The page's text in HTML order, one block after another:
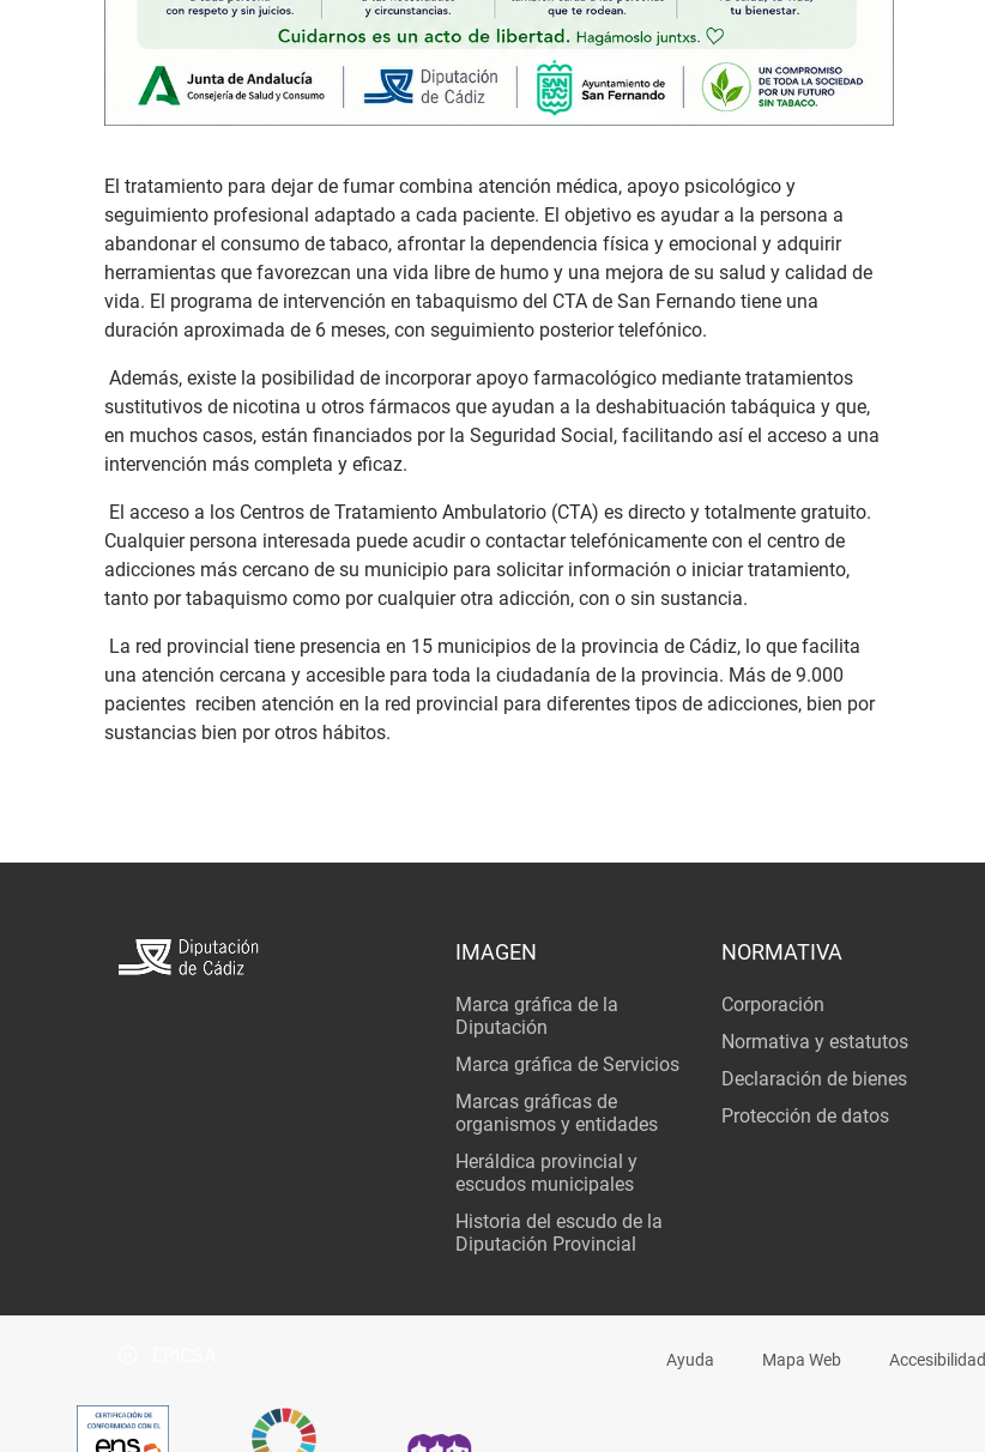
El tratamiento para dejar de fumar combina atención médica, apoyo psicológico y
seguimiento profesional adaptado a cada paciente. El objetivo es ayudar a la persona a
abandonar el consumo de tabaco, afrontar la dependencia física y emocional y adquirir
herramientas que favorezcan una vida libre de humo y una mejora de su salud y calidad de
vida. El programa de intervención en tabaquismo del CTA de San Fernando tiene una
duración aproximada de 6 meses, con seguimiento posterior telefónico.
Además, existe la posibilidad de incorporar apoyo farmacológico mediante tratamientos
sustitutivos de nicotina u otros fármacos que ayudan a la deshabituación tabáquica y que,
en muchos casos, están financiados por la Seguridad Social, facilitando así el acceso a una
intervención más completa y eficaz.
El acceso a los Centros de Tratamiento Ambulatorio (CTA) es directo y totalmente gratuito.
Cualquier persona interesada puede acudir o contactar telefónicamente con el centro de
adicciones más cercano de su municipio para solicitar información o iniciar tratamiento,
tanto por tabaquismo como por cualquier otra adicción, con o sin sustancia.
La red provincial tiene presencia en 15 municipios de la provincia de Cádiz, lo que facilita
una atención cercana y accesible para toda la ciudadanía de la provincia. Más de 9.000
pacientes reciben atención en la red provincial para diferentes tipos de adicciones, bien por
sustancias bien por otros hábitos.
IMAGEN
Marca gráfica de la
Diputación
Marca gráfica de Servicios
Marcas gráficas de
organismos y entidades
Heráldica provincial y
escudos municipales
Historia del escudo de la
Diputación Provincial
NORMATIVA
Corporación
Normativa y estatutos
Declaración de bienes
Protección de datos
Ayuda Mapa Web Accesibilidad